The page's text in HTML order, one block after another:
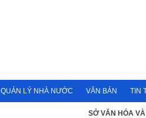
QUẢN LÝ NHÀ NƯỚC VĂN BẢN TIN
SỞ VĂN HÓA